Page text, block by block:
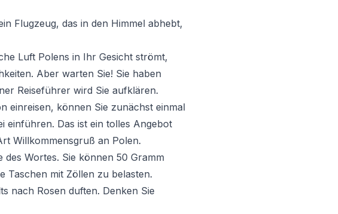
Flugzeug, das in den Himmel abhebt,
Luft Polens in Ihr Gesicht strömt,
Aber warten Sie! Sie haben
Reiseführer wird Sie aufklären.
einreisen, können Sie zunächst einmal
einführen. Das ist ein tolles Angebot
Willkommensgruß an Polen.
Wortes. Sie können 50 Gramm
Taschen mit Zöllen zu belasten.
nach Rosen duften. Denken Sie